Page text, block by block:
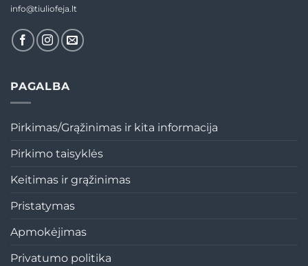
info@tiuliofeja.lt
PAGALBA
Pirkimas/Grąžinimas ir kita informacija
Pirkimo taisyklės
Keitimas ir grąžinimas
Pristatymas
Apmokėjimas
Privatumo politika